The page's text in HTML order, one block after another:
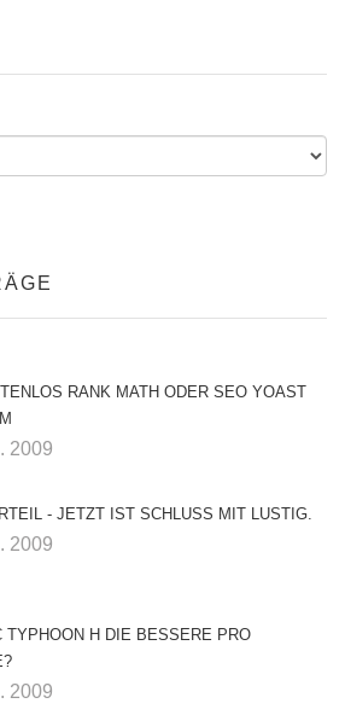
RANK MATH ODER SEO YOAST
2009
- JETZT IST SCHLUSS MIT LUSTIG.
2009
TYPHOON H DIE BESSERE PRO
2009